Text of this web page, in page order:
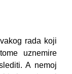
rada koji
uznemire
A nemoj